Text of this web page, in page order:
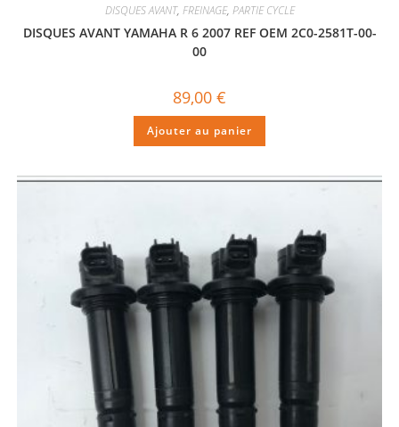
DISQUES AVANT, FREINAGE, PARTIE CYCLE
DISQUES AVANT YAMAHA R 6 2007 REF OEM 2C0-2581T-00-
00
89,00 €
Ajouter au panier